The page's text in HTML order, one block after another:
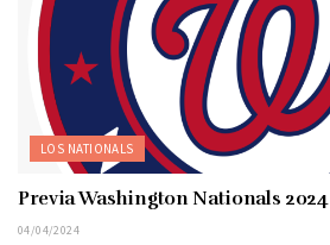
LOS NATIONALS
Previa Washington Nationals 2024
04/04/2024